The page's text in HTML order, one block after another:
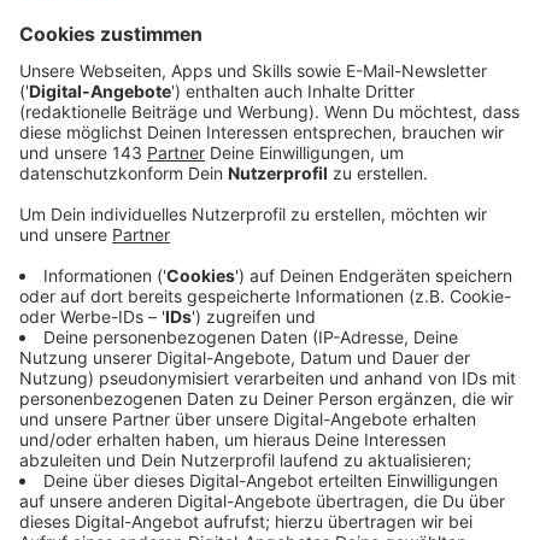
Veröffentlicht:
Anzeige
Der nordrhein-westfälische Staatspreis ist eine der
höchsten Auszeichnungen, die Personen erhalten
können. Diese Ehre wird nun Campino und seinen
Ministerpräsident Hendrik Wüst zeichnet die Band für
"ihren prägenden Einfluss auf Musik und Kultur in
unserem Land und ihr herausragendes soziales und
gesellschaftliches Engagement" aus. Vor der
Verleihung hat unsere Kollegin Annick Manoukian mit
Campino über den Preis gesprochen und wie wichtig
es in der aktuellen Zeit ist, sich - nicht nur politisch -
zu engagieren und was das mit einer Punkband
ausmacht, die nicht nur musikalisch im Rampenlicht